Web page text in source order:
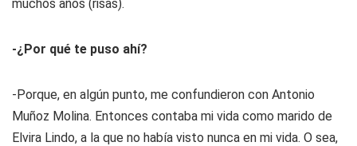
muchos años (risas).
-¿Por qué te puso ahí?
-Porque, en algún punto, me confundieron con Antonio
Muñoz Molina. Entonces contaba mi vida como marido de
Elvira Lindo, a la que no había visto nunca en mi vida. O sea,